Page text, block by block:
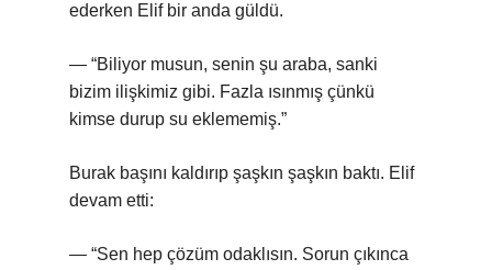
ederken Elif bir anda güldü.
— “Biliyor musun, senin şu araba, sanki
bizim ilişkimiz gibi. Fazla ısınmış çünkü
kimse durup su eklememiş.”
Burak başını kaldırıp şaşkın şaşkın baktı. Elif
devam etti:
— “Sen hep çözüm odaklısın. Sorun çıkınca